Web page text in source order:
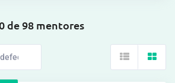
de 98 mentores